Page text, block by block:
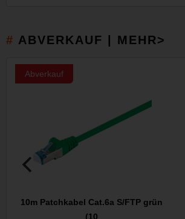
ABVERKAUF | MEHR>
Abverkauf
10m Patchkabel Cat.6a S/FTP grün
(10